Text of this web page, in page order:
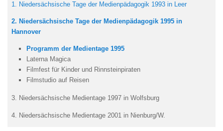
1. Niedersächsische Tage der Medienpädagogik 1993 in Leer
2. Niedersächsische Tage der Medienpädagogik 1995 in
Hannover
Programm der Medientage 1995
Laterna Magica
Filmfest für Kinder und Rinnsteinpiraten
Filmstudio auf Reisen
3. Niedersächsische Medientage 1997 in Wolfsburg
4. Niedersächsische Medientage 2001 in Nienburg/W.